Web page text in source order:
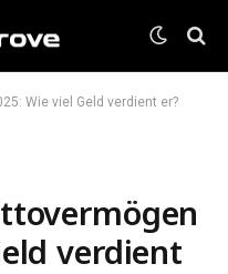
Wie viel Geld verdient er?
verdient